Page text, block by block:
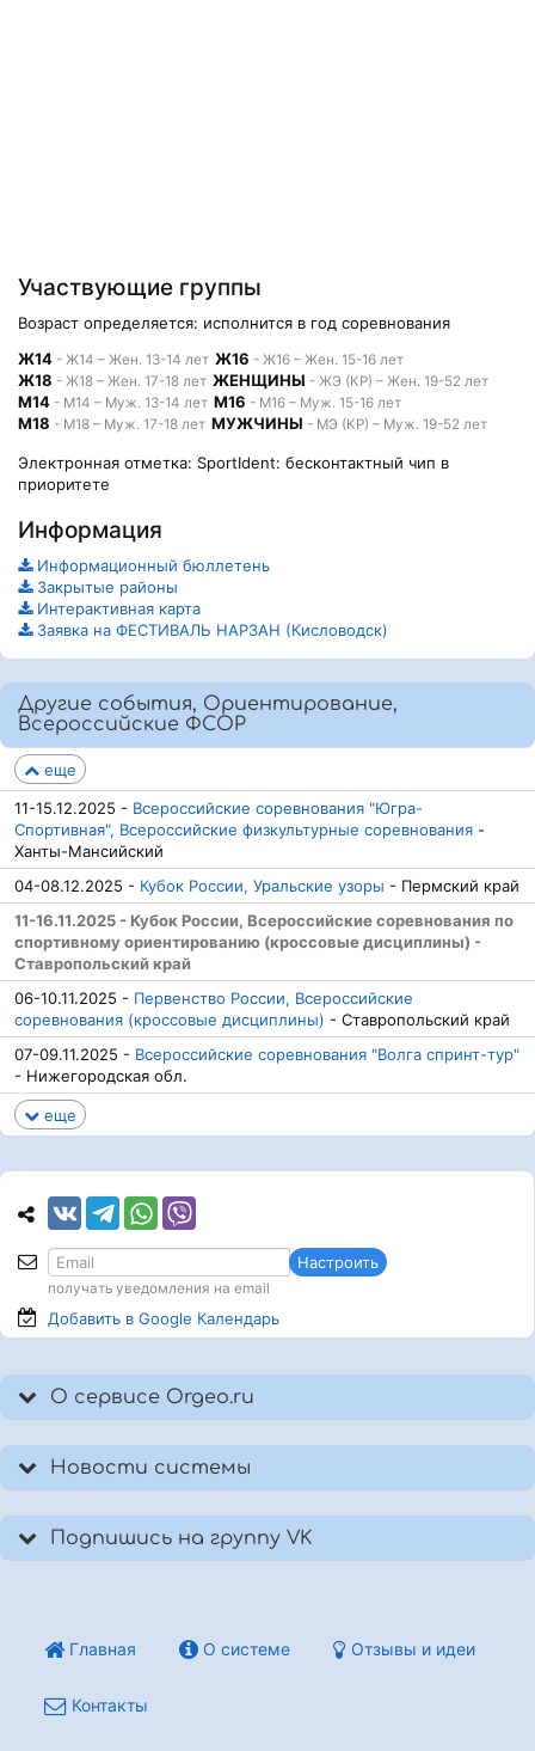
Участвующие группы
Возраст определяется: исполнится в год соревнования
Ж14 - Ж14 – Жен. 13-14 лет Ж16 - Ж16 – Жен. 15-16 лет
Ж18 - Ж18 – Жен. 17-18 лет ЖЕНЩИНЫ - ЖЭ (КР) – Жен. 19-52 лет
М14 - М14 – Муж. 13-14 лет М16 - М16 – Муж. 15-16 лет
М18 - М18 – Муж. 17-18 лет МУЖЧИНЫ - МЭ (КР) – Муж. 19-52 лет
Электронная отметка: SportIdent: бесконтактный чип в
приоритете
Информация
Информационный бюллетень
Закрытые районы
Интерактивная карта
Заявка на ФЕСТИВАЛЬ НАРЗАН (Кисловодск)
Другие события, Ориентирование,
Всероссийские ФСОР
еще
11-15.12.2025 - Всероссийские соревнования "Югра-
Спортивная", Всероссийские физкультурные соревнования -
Ханты-Мансийский
04-08.12.2025 - Кубок России, Уральские узоры - Пермский край
11-16.11.2025 - Кубок России, Всероссийские соревнования по
спортивному ориентированию (кроссовые дисциплины) -
Ставропольский край
06-10.11.2025 - Первенство России, Всероссийские
соревнования (кроссовые дисциплины) - Ставропольский край
07-09.11.2025 - Всероссийские соревнования "Волга спринт-тур"
- Нижегородская обл.
еще
Настроить
получать уведомления на email
Добавить в Google Календарь
О сервисе Orgeo.ru
Новости системы
Подпишись на группу VK
Главная О системе Отзывы и идеи
Контакты